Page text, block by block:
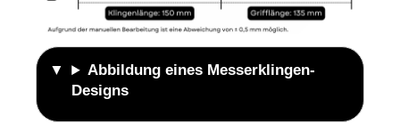
Abbildung eines Messerklingen-
Designs